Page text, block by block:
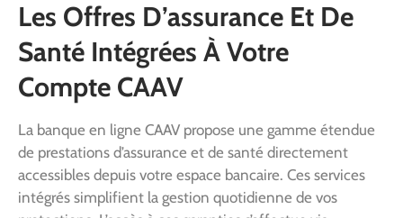
Les Offres D’assurance Et De
Santé Intégrées À Votre
Compte CAAV
La banque en ligne CAAV propose une gamme étendue
de prestations d’assurance et de santé directement
accessibles depuis votre espace bancaire. Ces services
intégrés simplifient la gestion quotidienne de vos